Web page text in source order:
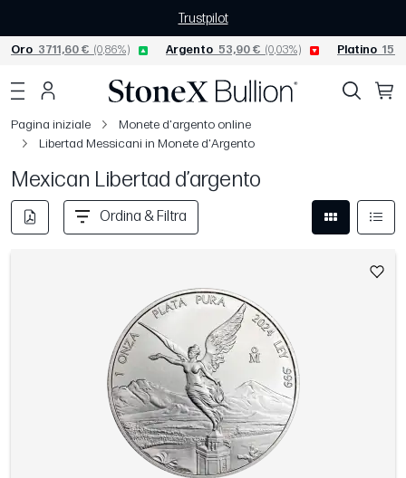
Trustpilot
Oro 3711,60 € (0,86%) Argento 53,90 € (0,03%) Platino
Pagina iniziale
Monete d'argento online
Libertad Messicani in Monete d'Argento
Mexican Libertad d’argento
Ordina & Filtra